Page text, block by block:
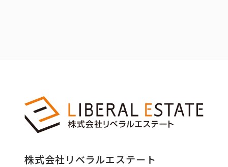
株式会社リベラルエステート